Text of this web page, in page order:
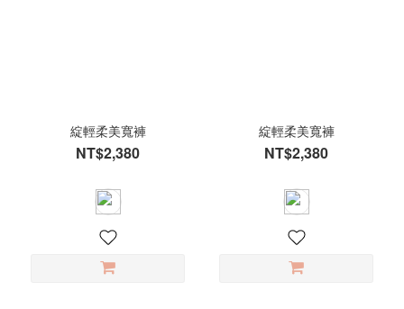
綻輕柔美寬褲
NT$2,380
綻輕柔美寬褲
NT$2,380